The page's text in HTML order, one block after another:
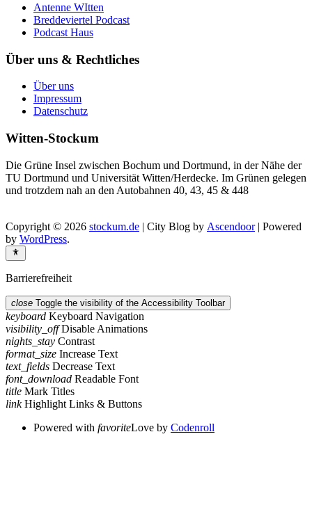
Antenne WItten
Breddeviertel Podcast
Podcast Haus
Über uns & Rechtliches
Über uns
Impressum
Datenschutz
Witten-Stockum
Die Grüne Insel zwischen Bochum und Dortmund, in der Nähe der
TU Dortmund und Universität Witten/Herdecke. Im Grünen gelegen
und trotzdem nah an den Autobahnen 40, 43, 45 & 448
Copyright © 2026 stockum.de | City Blog by Ascendoor| Powered
by WordPress.
Barrierefreiheit
close Toggle the visibility of the Accessibility Toolbar
keyboard Keyboard Navigation
visibility_off Disable Animations
nights_stay Contrast
format_size Increase Text
text_fields Decrease Text
font_download Readable Font
title Mark Titles
link Highlight Links & Buttons
Powered with favoriteLove by Codenroll